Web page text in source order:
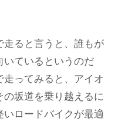
走ると言うと、誰もが
いているというのだ
ってみると、アイオ
坂道を乗り越えるに
ロードバイクが最適